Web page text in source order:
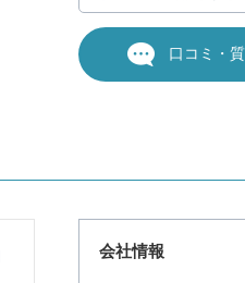
口コミ・
会社情報